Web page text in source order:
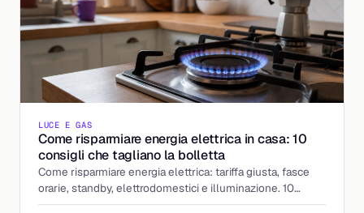
LUCE E GAS
Come risparmiare energia elettrica in casa: 10
consigli che tagliano la bolletta
Come risparmiare energia elettrica: tariffa giusta, fasce
orarie, standby, elettrodomestici e illuminazione. 10
mosse concrete per pagare meno la luce.